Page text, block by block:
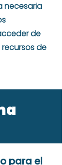
necesaria
de
de
para el